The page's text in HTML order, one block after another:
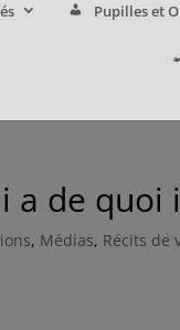
Pupilles et
a de quoi
, Médias, Récits de